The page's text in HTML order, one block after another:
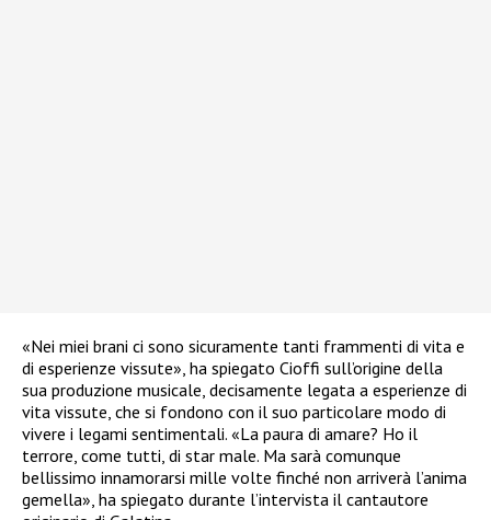
«Nei miei brani ci sono sicuramente tanti frammenti di vita e
di esperienze vissute», ha spiegato Cioffi sull’origine della
sua produzione musicale, decisamente legata a esperienze di
vita vissute, che si fondono con il suo particolare modo di
vivere i legami sentimentali. «La paura di amare? Ho il
terrore, come tutti, di star male. Ma sarà comunque
bellissimo innamorarsi mille volte finché non arriverà l’anima
gemella», ha spiegato durante l’intervista il cantautore